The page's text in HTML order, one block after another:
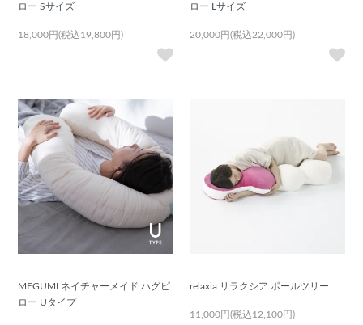
ロー Sサイズ
18,000円(税込19,800円)
ロー Lサイズ
20,000円(税込22,000円)
MEGUMI ネイチャーメイド ハグピ
ロー Uタイプ
relaxia リラクシア ポールツリー
11,000円(税込12,100円)